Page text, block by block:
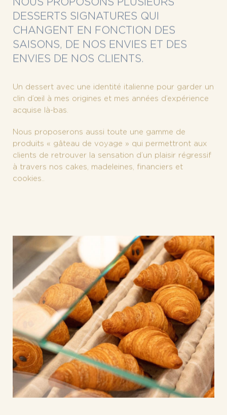
DESSERTS SIGNATURES QUI
CHANGENT EN FONCTION DES
SAISONS, DE NOS ENVIES ET DES
ENVIES DE NOS CLIENTS.
Un dessert avec une identité italienne pour garder un
clin d’œil à mes origines et mes années d’expérience
acquise là-bas.
Nous proposerons aussi toute une gamme de
produits « gâteau de voyage » qui permettront aux
clients de retrouver la sensation d’un plaisir régressif
à travers nos cakes, madeleines, financiers et
cookies..